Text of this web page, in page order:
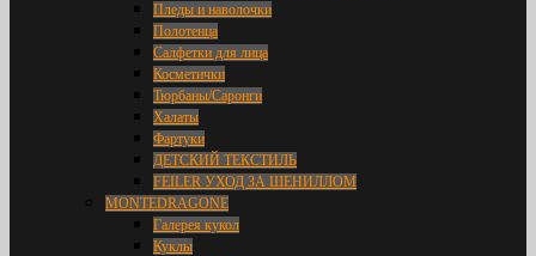
Пледы и наволочки
Полотенца
Салфетки для лица
Косметички
Тюрбаны/Саронги
Халаты
Фартуки
ДЕТСКИЙ ТЕКСТИЛЬ
FEILER УХОД ЗА ШЕНИЛЛОМ
MONTEDRAGONE
Галерея кукол
Куклы